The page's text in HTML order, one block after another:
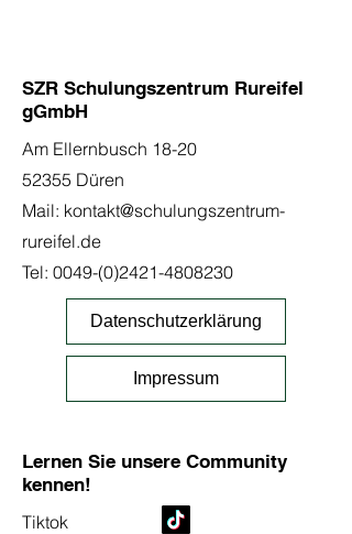
SZR Schulungszentrum Rureifel
gGmbH
Am Ellernbusch 18-20
52355 Düren
Mail: kontakt@schulungszentrum-
rureifel.de
Tel: 0049-(0)2421-4808230
Datenschutzerklärung
Impressum
Lernen Sie unsere Community
kennen!
Tiktok